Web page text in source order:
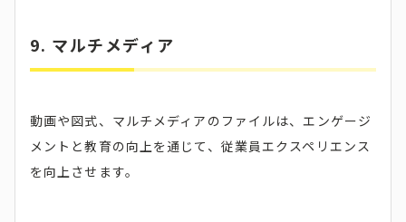
9. マルチメディア
動画や図式、マルチメディアのファイルは、エンゲージ
メントと教育の向上を通じて、従業員エクスペリエンス
を向上させます。